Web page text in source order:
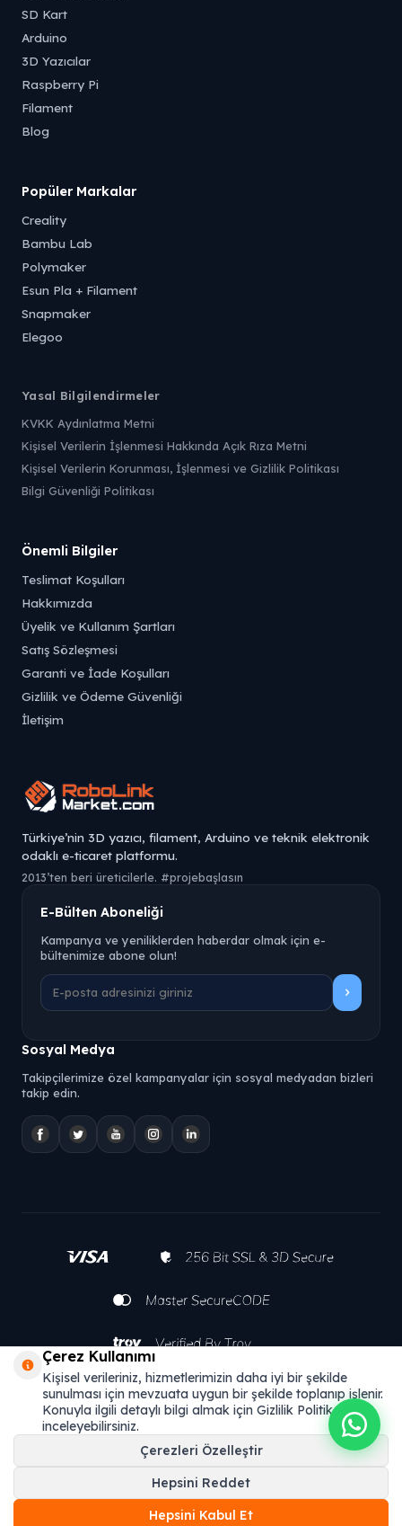
SD Kart
Arduino
3D Yazıcılar
Raspberry Pi
Filament
Blog
Popüler Markalar
Creality
Bambu Lab
Polymaker
Esun Pla + Filament
Snapmaker
Elegoo
Yasal Bilgilendirmeler
KVKK Aydınlatma Metni
Kişisel Verilerin İşlenmesi Hakkında Açık Rıza Metni
Kişisel Verilerin Korunması, İşlenmesi ve Gizlilik Politikası
Bilgi Güvenliği Politikası
Önemli Bilgiler
Teslimat Koşulları
Hakkımızda
Üyelik ve Kullanım Şartları
Satış Sözleşmesi
Garanti ve İade Koşulları
Gizlilik ve Ödeme Güvenliği
İletişim
Türkiye’nin 3D yazıcı, filament, Arduino ve teknik elektronik
odaklı e-ticaret platformu.
2013’ten beri üreticilerle. #projebaşlasın
E-Bülten Aboneliği
Kampanya ve yeniliklerden haberdar olmak için e-
bültenimize abone olun!
Sosyal Medya
Takipçilerimize özel kampanyalar için sosyal medyadan bizleri
takip edin.
E-TicaretSistemleriyle Hazırlanmıştır.
Çerez Kullanımı
Kişisel verileriniz, hizmetlerimizin daha iyi bir şekilde
sunulması için mevzuata uygun bir şekilde toplanıp işlenir.
Konuyla ilgili detaylı bilgi almak için Gizlilik Politikamızı
inceleyebilirsiniz.
Çerezleri Özelleştir
Hepsini Reddet
Hepsini Kabul Et